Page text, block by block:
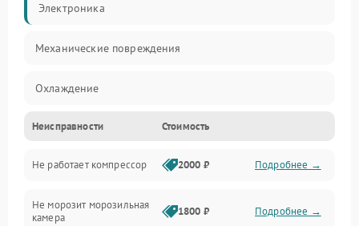
Электроника
Механические повреждения
Охлаждение
Механика
Электропитание
Дренаж
Неисправности Стоимость
Не работает компрессор 2000 ₽ Подробнее →
Не морозит морозильная
камера
1800 ₽ Подробнее →